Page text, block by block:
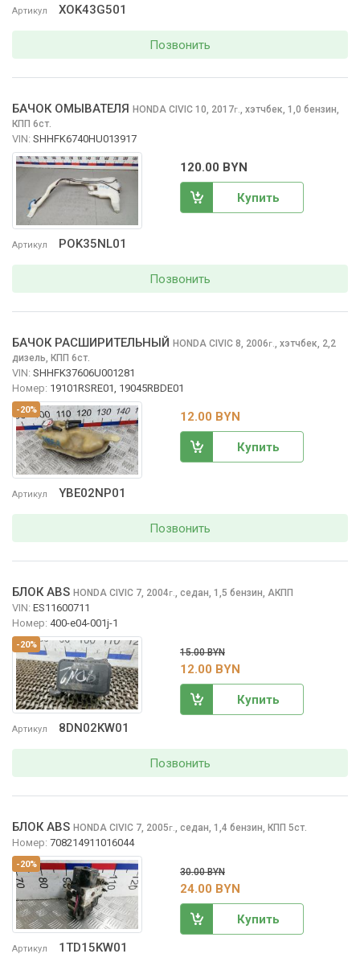
Артикул XOK43G501
Позвонить
Артикул POK35NL01
БАЧОК ОМЫВАТЕЛЯ HONDA CIVIC 10, 2017г. хэтчбек, 1,0 бензин,
КПП 6ст.
VIN: SHHFK6740HU013917
120.00 BYN
Купить
Позвонить
-20%
Артикул YBE02NP01
БАЧОК РАСШИРИТЕЛЬНЫЙ HONDA CIVIC 8, 2006г., хэтчбек, 2,2
дизель, КПП 6ст.
VIN: SHHFK37606U001281
Номер: 19101RSRE01, 19045RBDE01
12.00 BYN
Купить
Позвонить
-20%
Артикул 8DN02KW01
БЛОК ABS HONDA CIVIC 7, 2004г., седан, 1,5 бензин, АКПП
VIN: ES11600711
Номер: 400-e04-001j-1
15.00 BYN
12.00 BYN
Купить
Позвонить
-20%
Артикул 1TD15KW01
БЛОК ABS HONDA CIVIC 7, 2005г., седан, 1,4 бензин, КПП 5ст.
Номер: 708214911016044
30.00 BYN
24.00 BYN
Купить